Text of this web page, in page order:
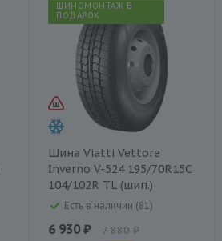
ШИНОМОНТАЖ В
ПОДАРОК
Шина Viatti Vettore
Inverno V-524 195/70R15C
104/102R TL (шип.)
Есть в наличии (81)
6 930 ₽ 7 880 ₽